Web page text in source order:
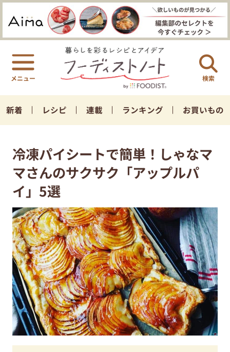
検索
新着 レシピ 連載 ランキング お買いもの
冷凍パイシートで簡単！しゃなマ
マさんのサクサク「アップルパ
イ」5選